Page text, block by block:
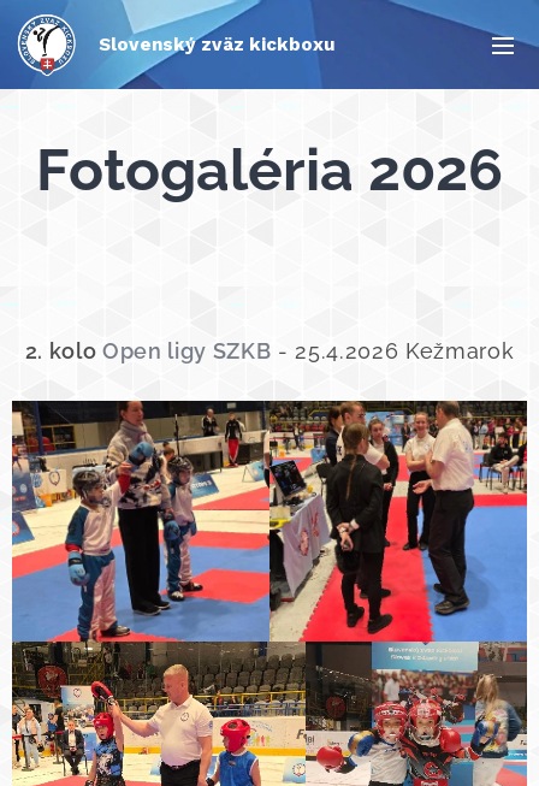
Slovenský zväz kickboxu
Fotogaléria 2026
2. kolo Open ligy SZKB - 25.4.2026 Kežmarok